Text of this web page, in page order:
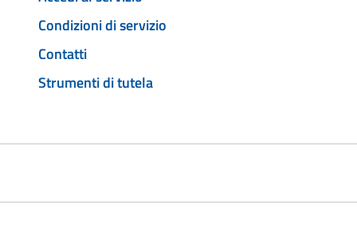
Condizioni di servizio
Contatti
Strumenti di tutela